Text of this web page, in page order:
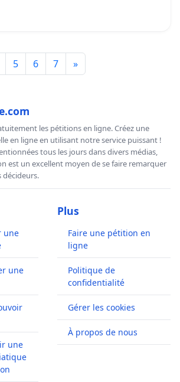
5 6 7 »
les pétitions en ligne. Créez une
en ligne en utilisant notre service puissant !
tous les jours dans divers médias,
est un excellent moyen de se faire remarquer
décideurs.
une
une
une
Plus
Faire une pétition en
ligne
Politique de
confidentialité
Gérer les cookies
À propos de nous